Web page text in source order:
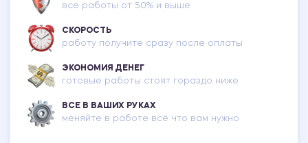
все работы от 50% и выше
СКОРОСТЬ
работу получите сразу после оплаты
ЭКОНОМИЯ ДЕНЕГ
готовые работы стоят гораздо ниже
ВСЕ В ВАШИХ РУКАХ
меняйте в работе всё что вам нужно